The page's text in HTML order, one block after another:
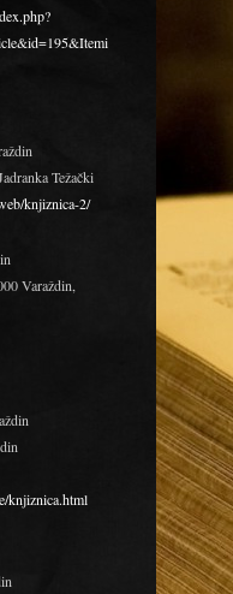
Težački
knjiznica-2/
Varaždin,
knjiznica.html